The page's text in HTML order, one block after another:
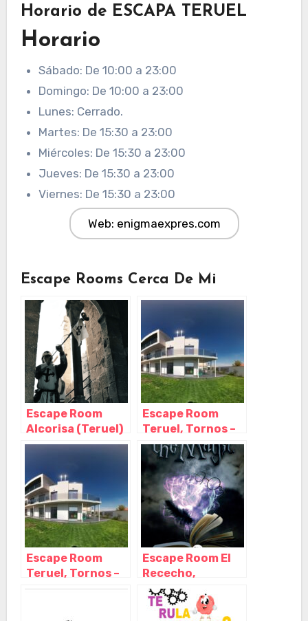
Horario de ESCAPA TERUEL
Horario
Sábado: De 10:00 a 23:00
Domingo: De 10:00 a 23:00
Lunes: Cerrado.
Martes: De 15:30 a 23:00
Miércoles: De 15:30 a 23:00
Jueves: De 15:30 a 23:00
Viernes: De 15:30 a 23:00
Web: enigmaexpres.com
Escape Rooms Cerca De Mi
Escape Room
Alcorisa (Teruel)
– Mortal Room,
Escape Room
Teruel, Tornos –
Teruel
Escape Room
Teruel, Tornos –
Teruel
Escape Room El
Rececho,
Castellote –
Teruel